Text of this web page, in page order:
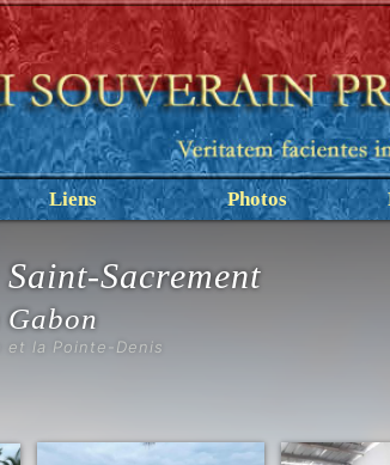
Liens Photos
Sacrement
Gabon
la Pointe-Denis